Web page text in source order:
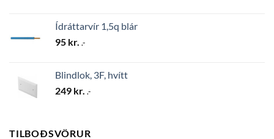
Ídráttarvír 1,5q blár
95 kr. .-
Blindlok, 3F, hvítt
249 kr. .-
TILBOÐSVÖRUR